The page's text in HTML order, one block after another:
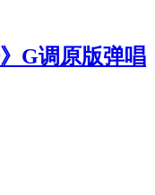
G调原版弹唱